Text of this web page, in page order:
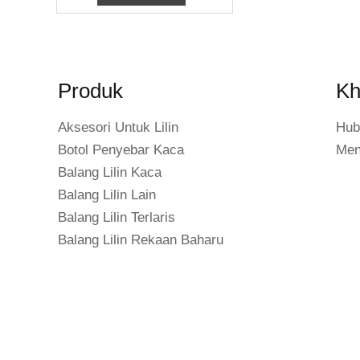
Produk
Aksesori Untuk Lilin
Botol Penyebar Kaca
Balang Lilin Kaca
Balang Lilin Lain
Balang Lilin Terlaris
Balang Lilin Rekaan Baharu